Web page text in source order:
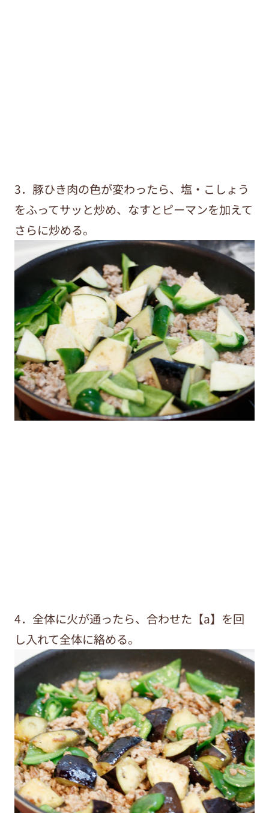
3．豚ひき肉の色が変わったら、塩・こしょう
をふってサッと炒め、なすとピーマンを加えて
さらに炒める。
4．全体に火が通ったら、合わせた【a】を回
し入れて全体に絡める。